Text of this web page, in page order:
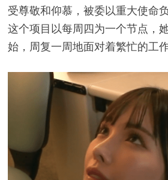
受尊敬和仰慕，被委以重大使命
这个项目以每周四为一个节点，
始，周复一周地面对着繁忙的工作